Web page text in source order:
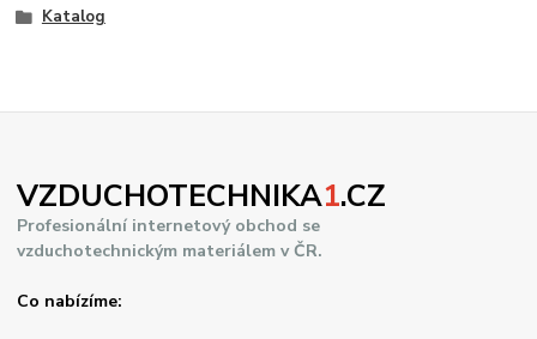
Katalog
VZDUCHOTECHNIKA1.CZ
Profesionální internetový obchod se
vzduchotechnickým materiálem v ČR.
Co nabízíme: